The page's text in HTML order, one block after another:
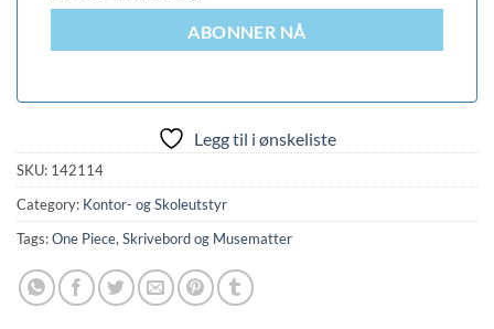
ABONNER NÅ
Legg til i ønskeliste
SKU: 142114
Category: Kontor- og Skoleutstyr
Tags:One Piece, Skrivebord og Musematter